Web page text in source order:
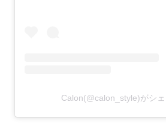
Calon(@calon_style)がシ